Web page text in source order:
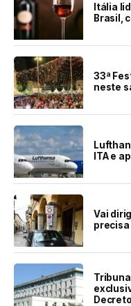
Itália
Brasil,
33ª
neste
ITA e
Vai